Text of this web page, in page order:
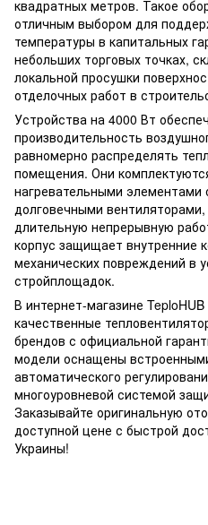
квадратных метров. Такое
отличным выбором для
температуры в капитальных
небольших торговых точках,
локальной просушки
отделочных работ в
Устройства на 4000 Вт
производительность
равномерно распределять
помещения. Они
нагревательными
долговечными
длительную непрерывную
корпус защищает внутренние
механических повреждений в
стройплощадок.
В интернет-магазине
качественные
брендов с официальной
модели оснащены
автоматического
многоуровневой системой
Заказывайте оригинальную
доступной цене с быстрой
Украины!